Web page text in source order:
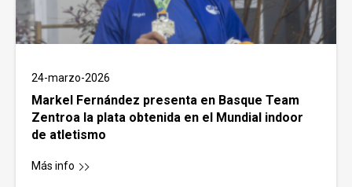
24-marzo-2026
Markel Fernández presenta en Basque Team
Zentroa la plata obtenida en el Mundial indoor
de atletismo
Más info